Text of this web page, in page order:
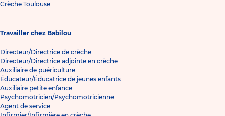
Crèche Toulouse
Travailler chez Babilou
Directeur/Directrice de crèche
Directeur/Directrice adjointe en crèche
Auxiliaire de puériculture
Éducateur/Éducatrice de jeunes enfants
Auxiliaire petite enfance
Psychomotricien/Psychomotricienne
Agent de service